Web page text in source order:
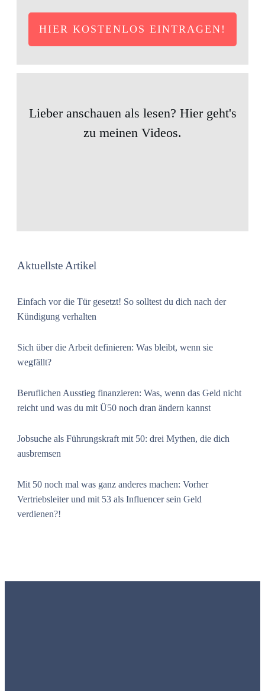
HIER KOSTENLOS EINTRAGEN!
Lieber anschauen als lesen? Hier geht's
zu meinen Videos.
Aktuellste Artikel
Einfach vor die Tür gesetzt! So solltest du dich nach der
Kündigung verhalten
Sich über die Arbeit definieren: Was bleibt, wenn sie
wegfällt?
Beruflichen Ausstieg finanzieren: Was, wenn das Geld nicht
reicht und was du mit Ü50 noch dran ändern kannst
Jobsuche als Führungskraft mit 50: drei Mythen, die dich
ausbremsen
Mit 50 noch mal was ganz anderes machen: Vorher
Vertriebsleiter und mit 53 als Influencer sein Geld
verdienen?!